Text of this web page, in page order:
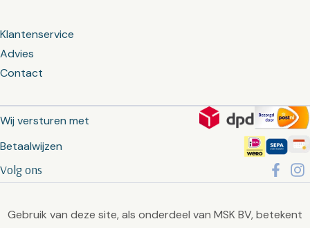
Klantenservice
Advies
Contact
Wij versturen met
Betaalwijzen
Volg ons
Gebruik van deze site, als onderdeel van MSK BV, betekent